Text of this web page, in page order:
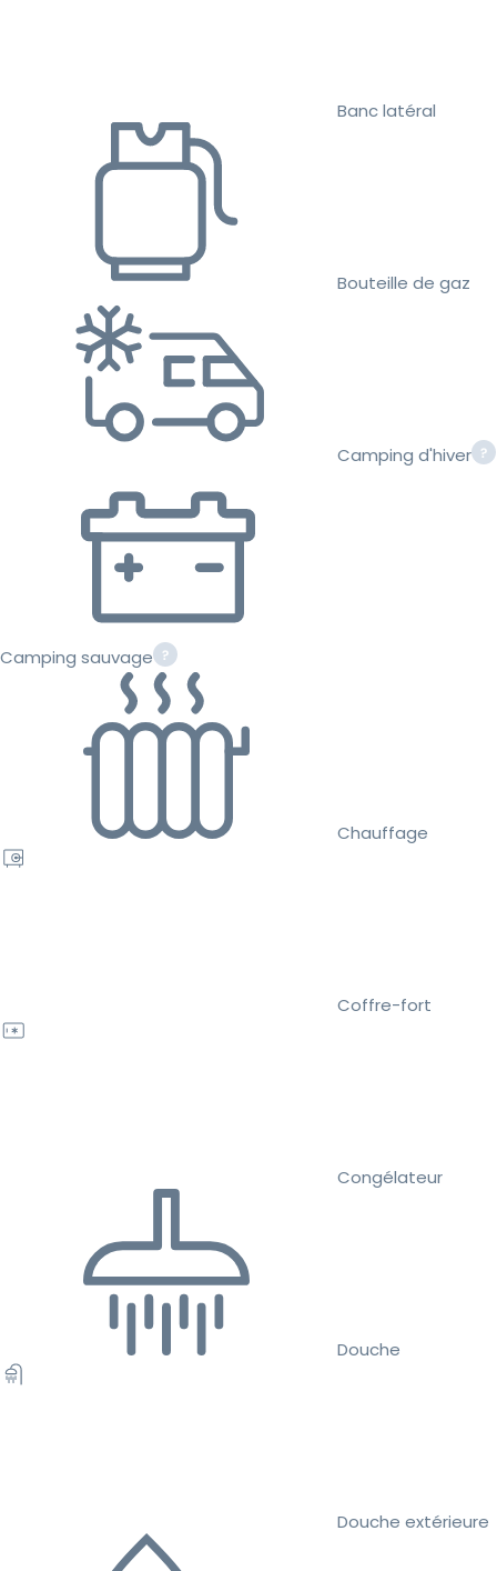
Banc latéral
Bouteille de gaz
Camping d'hiver
Camping sauvage
Chauffage
Coffre-fort
Congélateur
Douche
Douche extérieure